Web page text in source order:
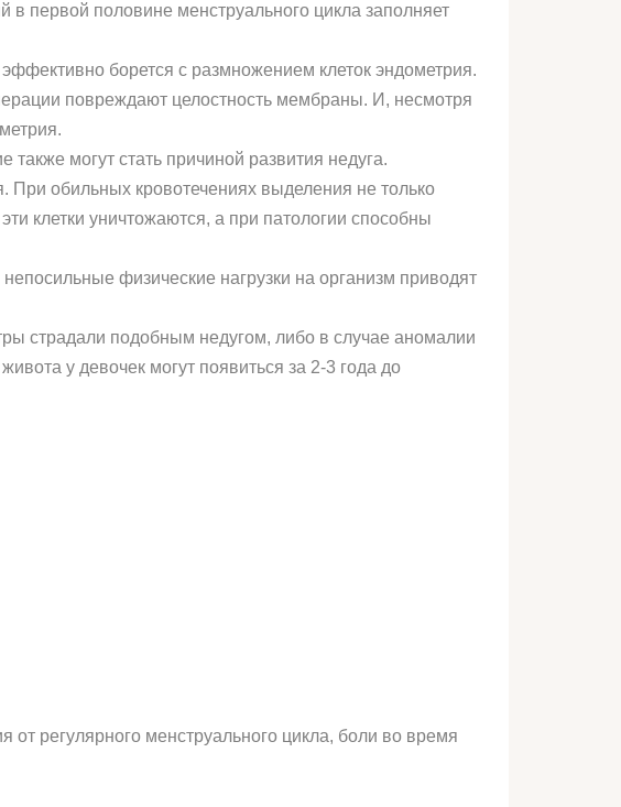
первой половине менструального цикла заполняет
борется с размножением клеток эндометрия.
повреждают целостность мембраны. И, несмотря
могут стать причиной развития недуга.
При обильных кровотечениях выделения не только
клетки уничтожаются, а при патологии способны
физические нагрузки на организм приводят
страдали подобным недугом, либо в случае аномалии
у девочек могут появиться за 2-3 года до
регулярного менструального цикла, боли во время